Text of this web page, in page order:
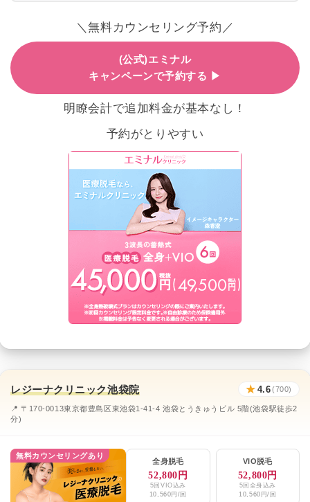
＼無料カウンセリング予約／
(公式)エミナル
キャンペーンで予約する ▶
明瞭会計で追加料金が基本なし！
予約がとりやすい
レジーナクリニック池袋院 ★ 4.6(700)
📍 〒170-0013東京都豊島区東池袋1-41-4 池袋とうきゅうビル 5階(池袋駅徒歩2
分)
無料カウンセリングあり
全身脱毛
52,800円
5回VIO込み
10,560円/回
VIO脱毛
52,800円
5回全身込み
10,560円/回